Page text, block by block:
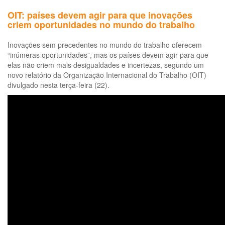
OIT: países devem agir para que inovações
criem oportunidades no mundo do trabalho
Inovações sem precedentes no mundo do trabalho oferecem
“inúmeras oportunidades”, mas os países devem agir para que
elas não criem mais desigualdades e incertezas, segundo um
novo relatório da Organização Internacional do Trabalho (OIT)
divulgado nesta terça-feira (22).